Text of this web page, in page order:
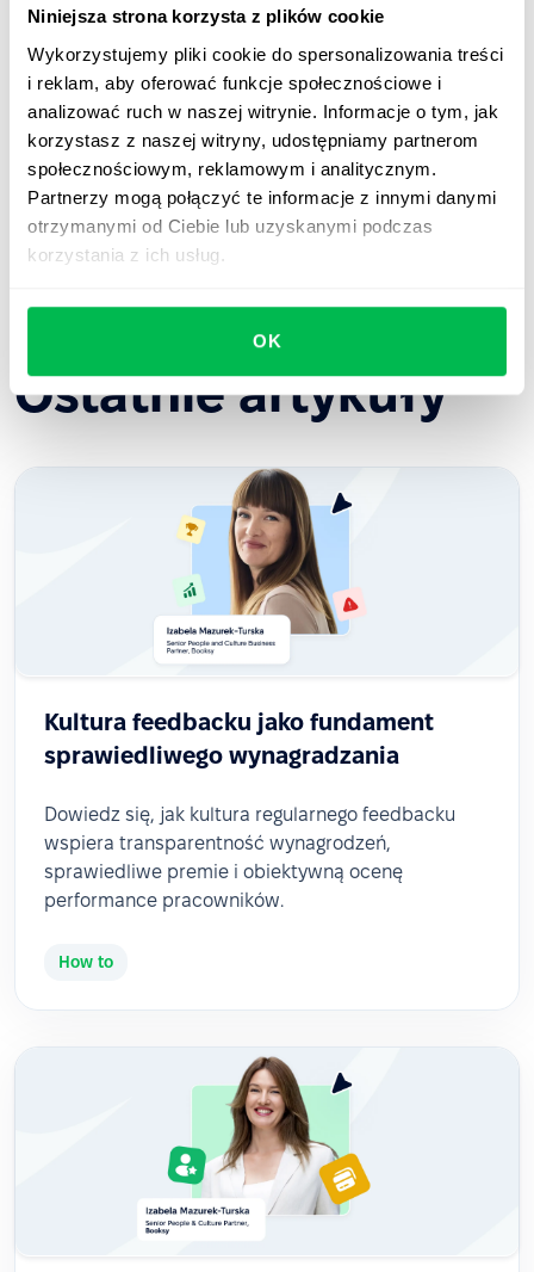
Niniejsza strona korzysta z plików cookie
Wykorzystujemy pliki cookie do spersonalizowania treści
i reklam, aby oferować funkcje społecznościowe i
analizować ruch w naszej witrynie. Informacje o tym, jak
korzystasz z naszej witryny, udostępniamy partnerom
społecznościowym, reklamowym i analitycznym.
Partnerzy mogą połączyć te informacje z innymi danymi
otrzymanymi od Ciebie lub uzyskanymi podczas
korzystania z ich usług.
OK
Umów demo
Poznaj produkt
Ostatnie artykuły
Kultura feedbacku jako fundament
sprawiedliwego wynagradzania
Dowiedz się, jak kultura regularnego feedbacku
wspiera transparentność wynagrodzeń,
sprawiedliwe premie i obiektywną ocenę
performance pracowników.
How to